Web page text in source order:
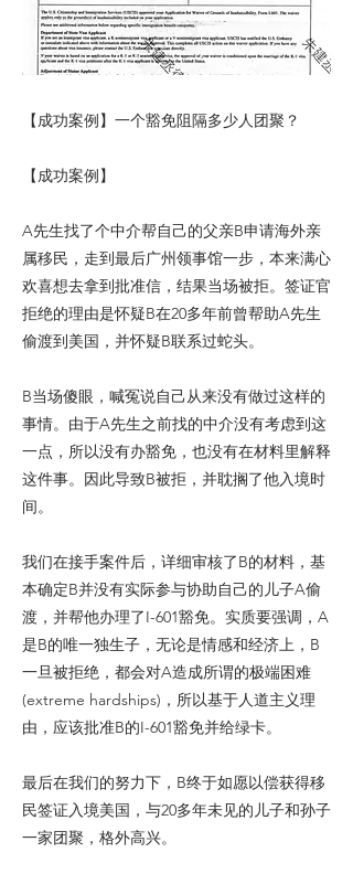
【成功案例】一个豁免阻隔多少人团聚？
【成功案例】
A先生找了个中介帮自己的父亲B申请海外亲
属移民，走到最后广州领事馆一步，本来满心
欢喜想去拿到批准信，结果当场被拒。签证官
拒绝的理由是怀疑B在20多年前曾帮助A先生
偷渡到美国，并怀疑B联系过蛇头。
B当场傻眼，喊冤说自己从来没有做过这样的
事情。由于A先生之前找的中介没有考虑到这
一点，所以没有办豁免，也没有在材料里解释
这件事。因此导致B被拒，并耽搁了他入境时
间。
我们在接手案件后，详细审核了B的材料，基
本确定B并没有实际参与协助自己的儿子A偷
渡，并帮他办理了I-601豁免。实质要强调，A
是B的唯一独生子，无论是情感和经济上，B
一旦被拒绝，都会对A造成所谓的极端困难
(extreme hardships)，所以基于人道主义理
由，应该批准B的I-601豁免并给绿卡。
最后在我们的努力下，B终于如愿以偿获得移
民签证入境美国，与20多年未见的儿子和孙子
一家团聚，格外高兴。